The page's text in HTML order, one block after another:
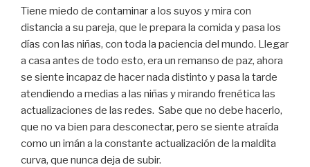
Tiene miedo de contaminar a los suyos y mira con
distancia a su pareja, que le prepara la comida y pasa los
días con las niñas, con toda la paciencia del mundo. Llegar
a casa antes de todo esto, era un remanso de paz, ahora
se siente incapaz de hacer nada distinto y pasa la tarde
atendiendo a medias a las niñas y mirando frenética las
actualizaciones de las redes. Sabe que no debe hacerlo,
que no va bien para desconectar, pero se siente atraída
como un imán a la constante actualización de la maldita
curva, que nunca deja de subir.